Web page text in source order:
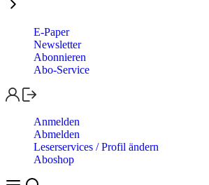
E-Paper
Newsletter
Abonnieren
Abo-Service
Anmelden
Abmelden
Leserservices / Profil ändern
Aboshop